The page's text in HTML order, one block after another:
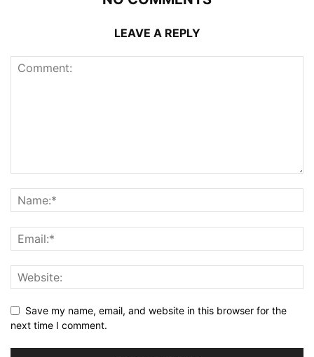
LEAVE A REPLY
Save my name, email, and website in this browser for the
next time I comment.